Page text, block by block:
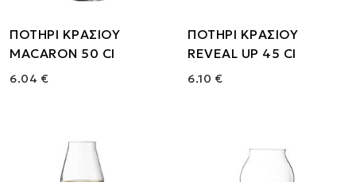
ΠΟΤΗΡΙ ΚΡΑΣΙΟΥ
MACARON 50 Cl
6.04 €
ΠΟΤΗΡΙ ΚΡΑΣΙΟΥ
REVEAL UP 45 Cl
6.10 €